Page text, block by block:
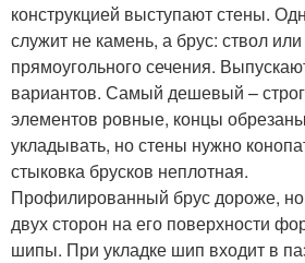
конструкцией выступают стены.
служит не камень, а брус: ствол
прямоугольного сечения.
вариантов. Самый дешевый –
элементов ровные, концы
укладывать, но стены нужно
стыковка брусков неплотная.
Профилированный брус дороже,
двух сторон на его поверхности
шипы. При укладке шип входит в